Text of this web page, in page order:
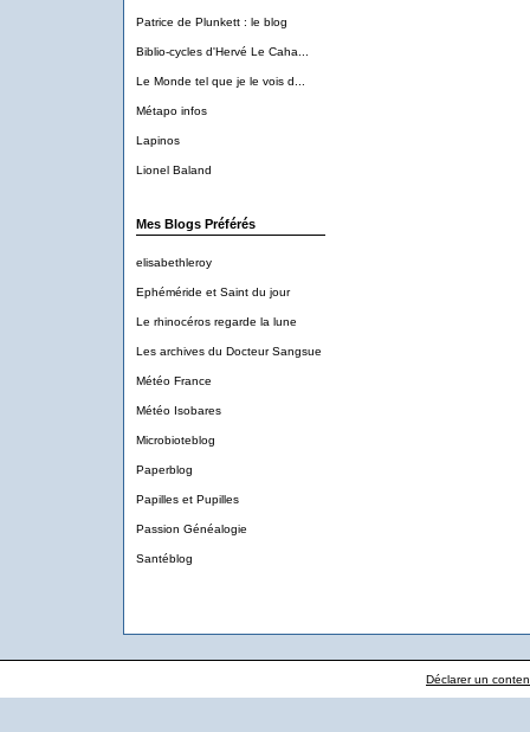
Patrice de Plunkett : le blog
Biblio-cycles d'Hervé Le Caha...
Le Monde tel que je le vois d...
Métapo infos
Lapinos
Lionel Baland
Mes Blogs Préférés
elisabethleroy
Ephéméride et Saint du jour
Le rhinocéros regarde la lune
Les archives du Docteur Sangsue
Météo France
Météo Isobares
Microbioteblog
Paperblog
Papilles et Pupilles
Passion Généalogie
Santéblog
Déclarer un